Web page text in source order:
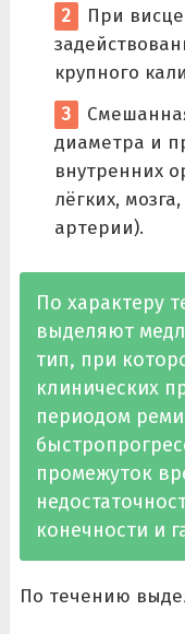
При
крупного
диаметра и
внутренних
лёгких,
артерии).
По характеру
выделяют
тип, при
клинических
периодом
промежуток
конечности и
По течению